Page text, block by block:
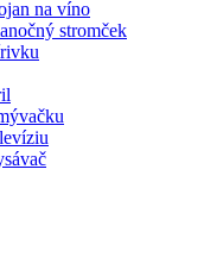
na víno
stromček